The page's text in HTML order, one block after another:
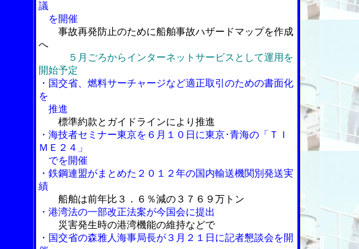
議
を開催
事故再発防止のために船舶事故ハザードマップを作成
へ
５月ごろからインターネットサービスとして運用を
開始予定
・国交省、燃料サーチャージなど適正取引のための書面化
を
推進
標準約款とガイドラインにより推進
・海技者セミナー東京を６月１０日に東京･青海の「ＴＩ
ＭＥ２４」
でを開催
・鉄鋼連盟がまとめた２０１２年の国内輸送機関別発送実
績
船舶は前年比３．６％減の３７６９万トン
・港湾法の一部改正法案が今国会に提出
災害発生時の港湾機能の維持などで
・国交省の森雅人海事局長が３月２１日に記者懇談会を開